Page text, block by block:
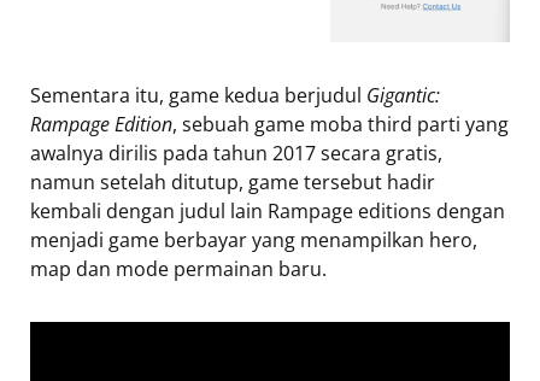
Sementara itu, game kedua berjudul Gigantic:
Rampage Edition, sebuah game moba third parti yang
awalnya dirilis pada tahun 2017 secara gratis,
namun setelah ditutup, game tersebut hadir
kembali dengan judul lain Rampage editions dengan
menjadi game berbayar yang menampilkan hero,
map dan mode permainan baru.